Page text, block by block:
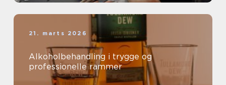
21. marts 2026
Alkoholbehandling i trygge og
professionelle rammer